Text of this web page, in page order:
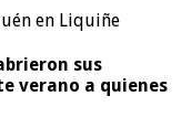
en Liquiñe
sus
verano a quienes